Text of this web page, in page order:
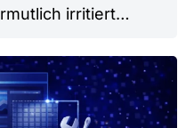
irritiert…